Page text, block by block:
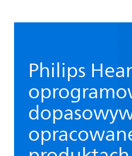
Philips